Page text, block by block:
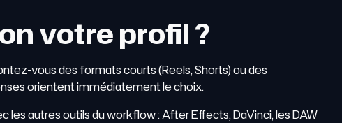
votre profil ?
vous des formats courts (Reels, Shorts) ou des
orientent immédiatement le choix.
les autres outils du workflow : After Effects, DaVinci, les DAW